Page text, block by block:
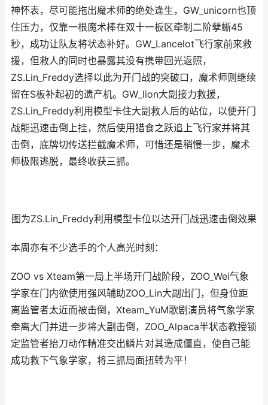
神怀表，尽可能拖出魔术师的绝处逢生，GW_unicorn也顶
住压力，仅靠一根魔术棒在双十一板区牵制二阶孽蜥45
秒，成功让队友将状态补好。GW_Lancelot飞行家前来救
援，但救人的同时也暴露其没有携带回光返照，
ZS.Lin_Freddy选择以此为开门战的突破口，魔术师则继续
留在S板补起初的遗产机。GW_lion大副接力救援，
ZS.Lin_Freddy利用模型卡住大副救人后的站位，以便开门
战能迅速击倒上挂，然后使用猎食之跃追上飞行家并将其
击倒，底牌切传送拦截魔术师，可惜还是稍慢一步，魔术
师极限逃脱，最终收获三抓。
图为ZS.Lin_Freddy利用模型卡位以达开门战迅速击倒效果
本周亦有不少选手的个人高光时刻：
ZOO vs Xteam第一局上半场开门战阶段，ZOO_Wei气象
学家在门内欲使用强风辅助ZOO_Lin大副出门，但身位距
离监管者太近而被击倒，Xteam_YuM歌剧演员将气象学家
牵离大门并进一步将大副击倒，ZOO_Alpaca半状态教授锁
定监管者抬刀动作精准交出鳞片对其造成僵直，使自己能
成功救下气象学家，将三抓局面扭转为平！